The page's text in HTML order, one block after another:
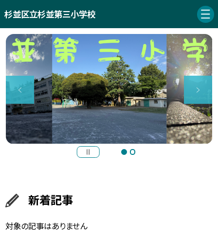
杉並区立杉並第三小学校
新着記事
対象の記事はありません